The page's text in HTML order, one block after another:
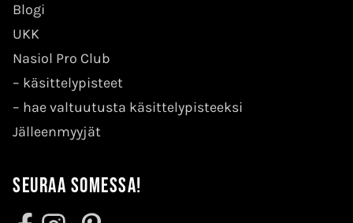
Blogi
UKK
Nasiol Pro Club
– käsittelypisteet
– hae valtuutusta käsittelypisteeksi
Jälleenmyyjät
Seuraa somessa!